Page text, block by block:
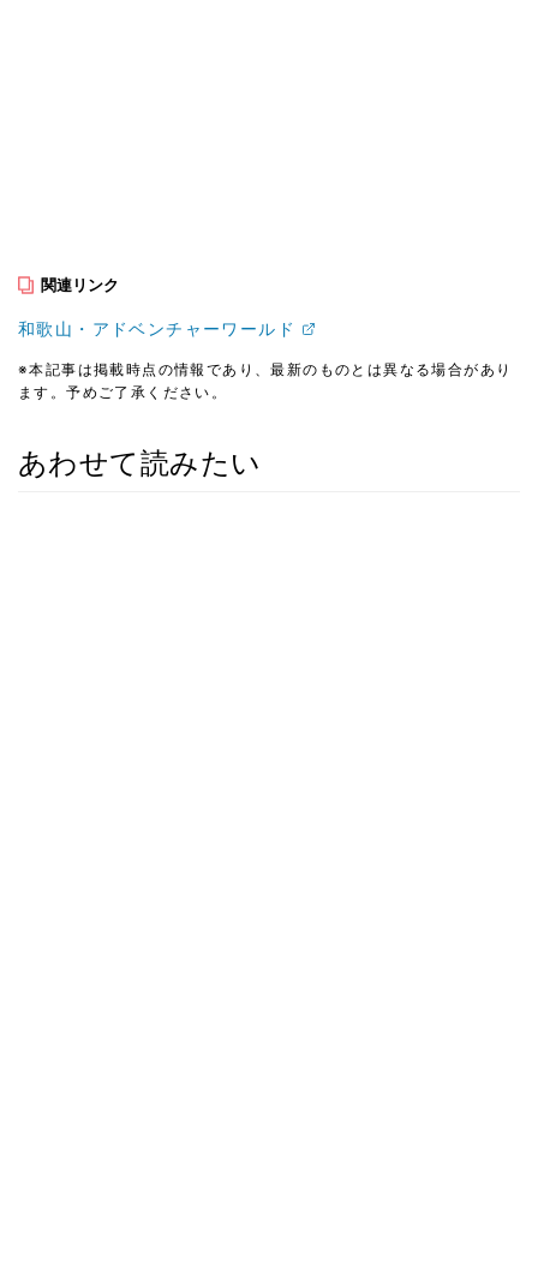
関連リンク
和歌山・アドベンチャーワールド
※本記事は掲載時点の情報であり、最新のものとは異なる場合があり
ます。予めご了承ください。
あわせて読みたい